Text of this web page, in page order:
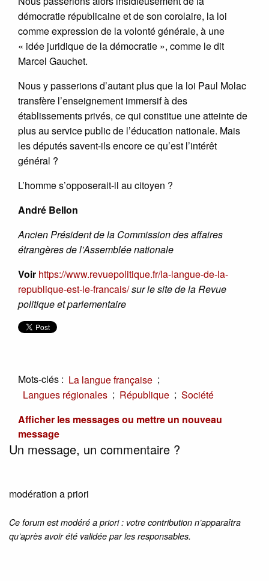
démocratie républicaine et de son corolaire, la loi
comme expression de la volonté générale, à une
« idée juridique de la démocratie », comme le dit
Marcel Gauchet.
Nous y passerions d’autant plus que la loi Paul Molac
transfère l’enseignement immersif à des
établissements privés, ce qui constitue une atteinte de
plus au service public de l’éducation nationale. Mais
les députés savent-ils encore ce qu’est l’intérêt
général ?
L’homme s’opposerait-il au citoyen ?
André Bellon
Ancien Président de la Commission des affaires
étrangères de l’Assemblée nationale
Voir https://www.revuepolitique.fr/la-langue-de-la-
republique-est-le-francais/sur le site de la Revue
politique et parlementaire
Mots-clés : La langue française ;
Langues régionales ; République ; Société
Afficher les messages ou mettre un nouveau
message
Un message, un commentaire ?
modération a priori
Ce forum est modéré a priori : votre contribution n’apparaîtra
qu’après avoir été validée par les responsables.